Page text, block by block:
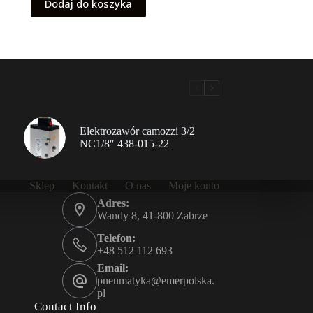
Dodaj do koszyka
Elektrozawór camozzi 3/2
NC1/8″ 438-015-22
Sklep Kontakt O nas
Moje konto
Adres:
Wandy 8, 41-800 Zabrze
Telefon:
+48 512 112 693
Email:
pneumatyka@emerpolska.
pl
Contact Info